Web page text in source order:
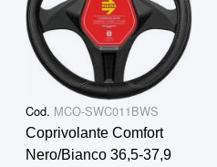
Cod. MCO-SWC011BWS
Coprivolante Comfort
Nero/Bianco 36,5-37,9